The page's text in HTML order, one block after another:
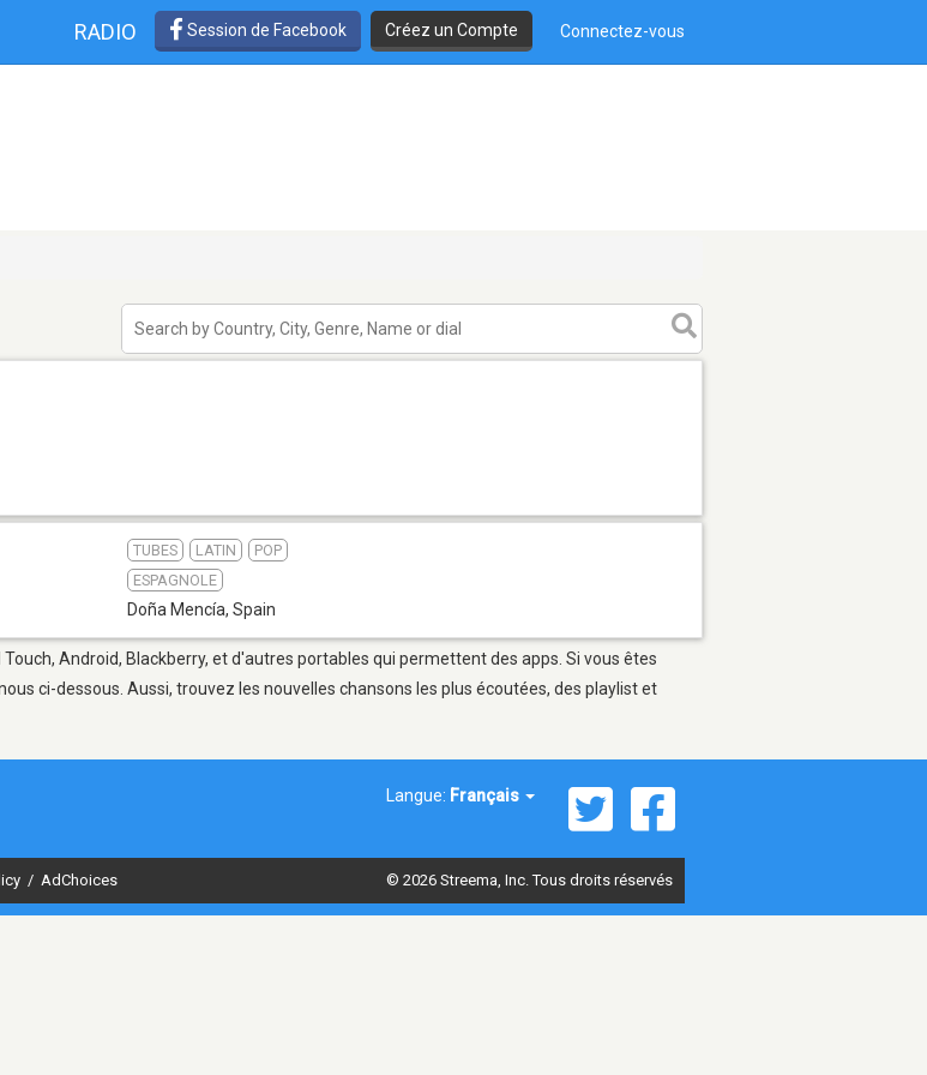
RADIO Session de Facebook Créez un Compte Connectez-vous
TUBES LATIN
POP
ESPAGNOLE
Doña Mencía, Spain
Android, Blackberry, et d'autres portables qui permettent des apps. Si vous êtes
ci-dessous. Aussi, trouvez les nouvelles chansons les plus écoutées, des playlist et
Langue: Français
/ AdChoices © 2026 Streema, Inc. Tous droits réservés